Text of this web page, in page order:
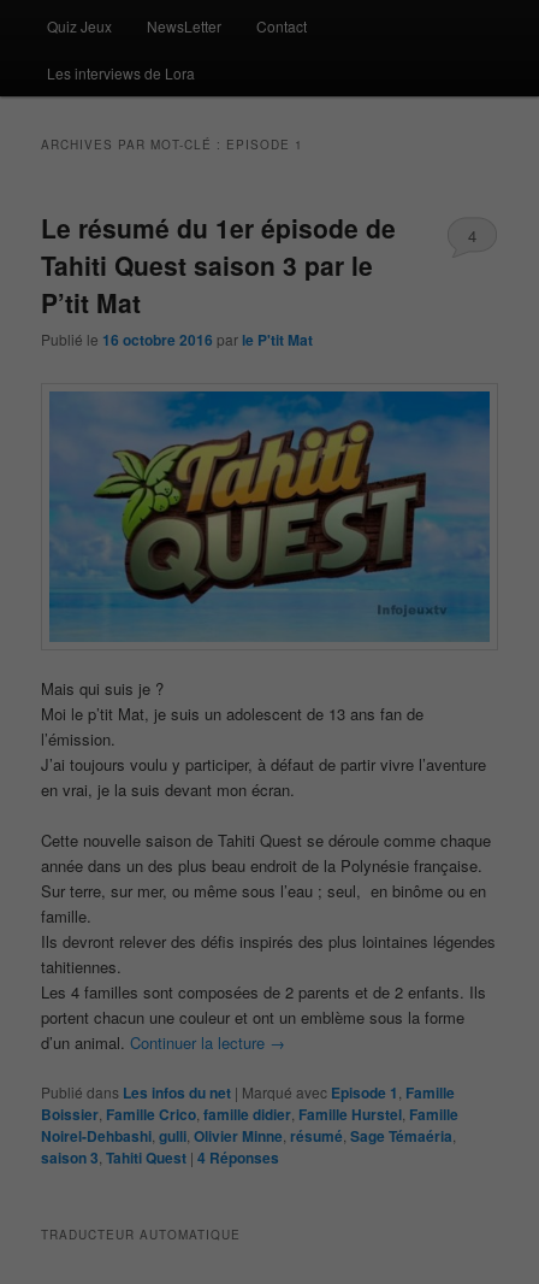
Quiz Jeux NewsLetter Contact
Les interviews de Lora
ARCHIVES PAR MOT-CLÉ : EPISODE 1
Le résumé du 1er épisode de
Tahiti Quest saison 3 par le
P’tit Mat
Publié le 16 octobre 2016 par le P'tit Mat
4
Mais qui suis je ?
Moi le p’tit Mat, je suis un adolescent de 13 ans fan de
l’émission.
J’ai toujours voulu y participer, à défaut de partir vivre l’aventure
en vrai, je la suis devant mon écran.
Cette nouvelle saison de Tahiti Quest se déroule comme chaque
année dans un des plus beau endroit de la Polynésie française.
Sur terre, sur mer, ou même sous l’eau ; seul, en binôme ou en
famille.
Ils devront relever des défis inspirés des plus lointaines légendes
tahitiennes.
Les 4 familles sont composées de 2 parents et de 2 enfants. Ils
portent chacun une couleur et ont un emblème sous la forme
d’un animal.Continuer la lecture →
Publié dans Les infos du net | Marqué avec Episode 1 Famille
Boissier Famille Crico ,famille didier Famille Hurstel Famille
Noirel-Dehbashi ,gulli ,Olivier Minne résumé ,Sage Témaéria
saison 3 ,Tahiti Quest |4 Réponses
TRADUCTEUR AUTOMATIQUE